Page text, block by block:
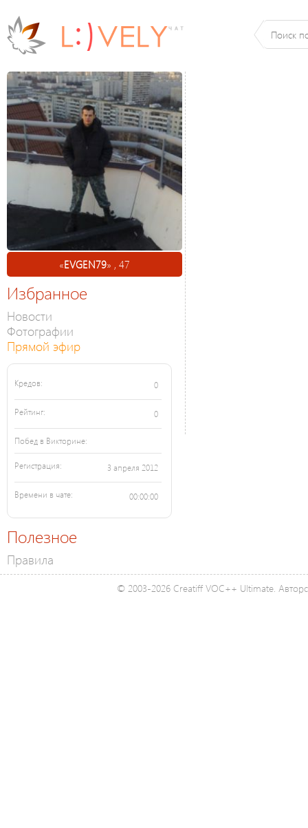
«EVGEN79» , 47
Избранное
Новости
Фотографии
Прямой эфир
Кредов: 0
Рейтинг: 0
Побед в Викторине:
Регистрация: 3 апреля 2012
Времени в чате: 00:00:00
Полезное
Правила
© 2003-2026 Creatiff VOC++ Ultimate.